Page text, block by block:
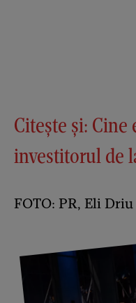
Citește și: Cine
investitorul de
FOTO: PR, Eli Driu